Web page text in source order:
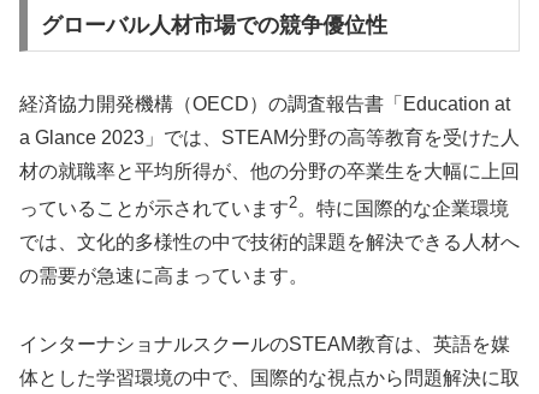
グローバル人材市場での競争優位性
経済協力開発機構（OECD）の調査報告書「Education at
a Glance 2023」では、STEAM分野の高等教育を受けた人
材の就職率と平均所得が、他の分野の卒業生を大幅に上回
っていることが示されています2。特に国際的な企業環境
では、文化的多様性の中で技術的課題を解決できる人材へ
の需要が急速に高まっています。
インターナショナルスクールのSTEAM教育は、英語を媒
体とした学習環境の中で、国際的な視点から問題解決に取